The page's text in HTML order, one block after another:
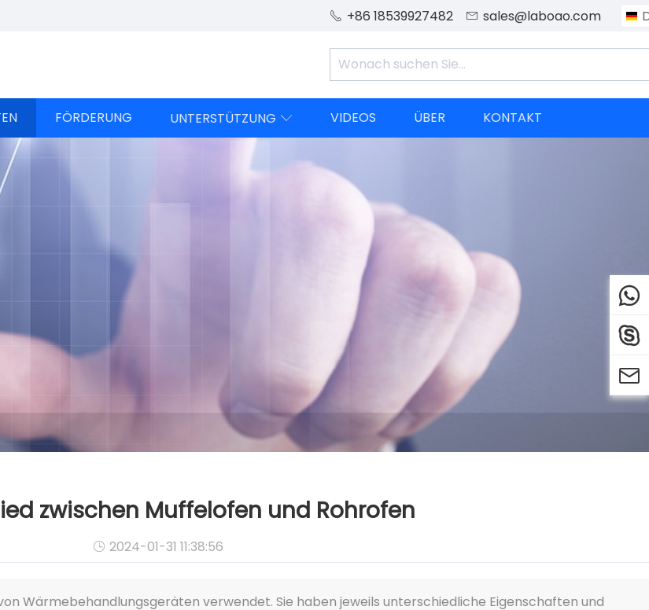
 +86 18539927482  sales@laboao.com
FÖRDERUNG UNTERSTÜTZUNG  VIDEOS ÜBER KONTAKT
zwischen Muffelofen und Rohrofen
 2024-01-31 11:38:56
Wärmebehandlungsgeräten verwendet. Sie haben jeweils unterschiedliche Eigenschaften und


